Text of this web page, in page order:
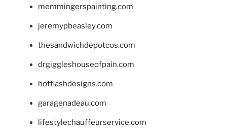
memmingerspainting.com
jeremypbeasley.com
thesandwichdepotcos.com
drgiggleshouseofpain.com
hotflashdesigns.com
garagenadeau.com
lifestylechauffeurservice.com